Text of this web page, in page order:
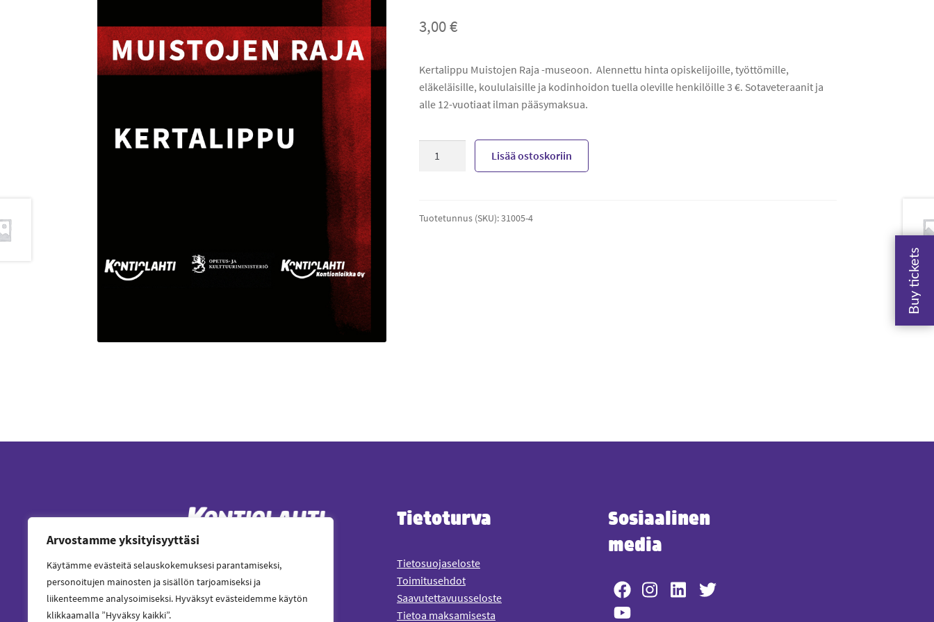
Arvostamme yksityisyyttäsi
Käytämme evästeitä selauskokemuksesi parantamiseksi,
personoitujen mainosten ja sisällön tarjoamiseksi ja
liikenteemme analysoimiseksi. Hyväksyt evästeidemme käytön
klikkaamalla ”Hyväksy kaikki”.
3,00€
Kertalippu Muistojen Raja -museoon. Alennettu hinta opiskelijoille, työttömille,
eläkeläisille, koululaisille ja kodinhoidon tuella oleville henkilöille 3 €. Sotaveteraanit ja
alle 12-vuotiaat ilman pääsymaksua.
määrä
Lisää ostoskoriin
Tuotetunnus (SKU):31005-4
kirjaamo@kontiolahti.fi
Keskuskatu 8
Tietoturva
Tietosuojaseloste
Toimitusehdot
Saavutettavuusseloste
Tietoa maksamisesta
Sosiaalinen
media